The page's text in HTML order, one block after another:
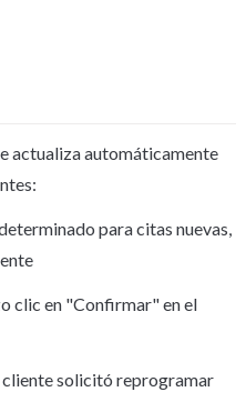
actualiza automáticamente
para citas nuevas,
clic en "Confirmar" en el
solicitó reprogramar